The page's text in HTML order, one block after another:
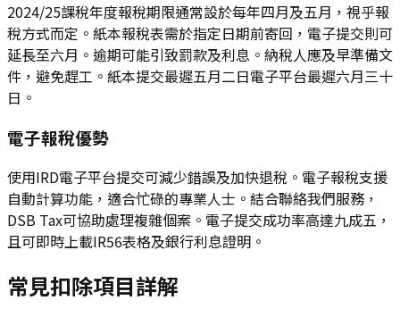
2024/25課稅年度報稅期限通常設於每年四月及五月，視乎報
稅方式而定。紙本報稅表需於指定日期前寄回，電子提交則可
延長至六月。逾期可能引致罰款及利息。納稅人應及早準備文
件，避免趕工。紙本提交最遲五月二日電子平台最遲六月三十
日。
電子報稅優勢
使用IRD電子平台提交可減少錯誤及加快退稅。電子報稅支援
自動計算功能，適合忙碌的專業人士。結合聯絡我們服務，
DSB Tax可協助處理複雜個案。電子提交成功率高達九成五，
且可即時上載IR56表格及銀行利息證明。
常見扣除項目詳解